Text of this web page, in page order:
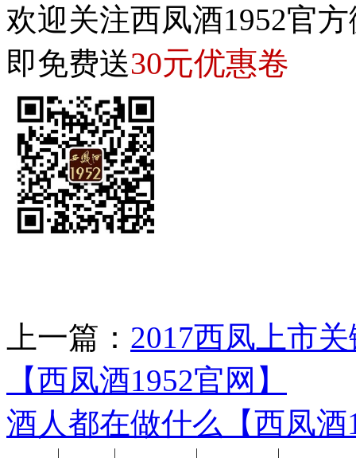
欢迎关注西凤酒1952官
即免费送30元优惠卷
上一篇： 2017西凤上市
【西凤酒1952官网】
酒人都在做什么【西凤酒
| | | |